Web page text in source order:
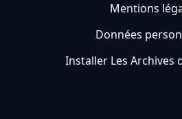
Mentions
Données
Installer Les Archives